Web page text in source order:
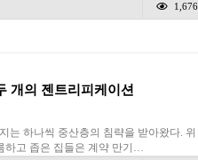
1,676
개의 젠트리피케이션
는 하나씩 중산층의 침략을 받아왔다. 위
하고 좁은 집들은 계약 만기…